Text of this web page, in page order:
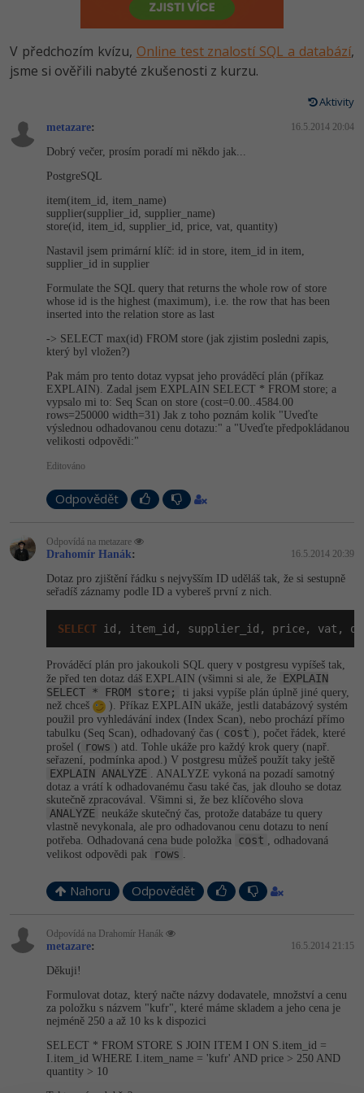
HTML5, CSS3, Bootstrap, SEO
SQL a databáze
UML a návrhové vzory
React
Spring
ASP.NET MVC
Django
Best practices
PHP
JavaScript
HTML / CSS
UML a návrhové vzory
MySQL/MariaDB
MS-SQL
SQLite
Vývojář mobilních aplikací
Specialista na AI a bigdata
Webdesigner
Systémový administrátor
Projektový manažer
Databázový analytik
Copywriter
WordPress specialista
SEO specialista
-80%
JavaScript -80%
-80%
C++
-80%
Kotlin -80%
C -80%
VB.NET
SQL
Návrh SW
Algoritmy -41%
Umělá inteligence (AI) -10%
Pro děti
Více
Fórum
Kurzy e-commerce
Testování softwaru
Datová analýza
Digitální gramotnost
Marketing -30%
WordPress
SEO -30%
UX
Business
Kryptoměny -25%
MS Office -80%
Google Dokumenty
Kurzy designu
HTML/CSS -80%
Photoshop -80%
Adobe Illustrator -80%
Adobe Lightroom -30%
Adobe XD -15%
Adobe InDesign -25%
Adobe After Effects
Blender -80%
Fotografování -80%
Video
Příběhy absolventů
Kariéra
Pro firmy
V předchozím kvízu, Online test znalostí SQL a databází,
jsme si ověřili nabyté zkušenosti z kurzu.
Aktivity
metazare: 16.5.2014 20:04
Dobrý večer, prosím poradí mi někdo jak...
PostgreSQL
item(item_id, item_name)
supplier(suppli­er_id, supplier_name)
store(id, item_id, supplier_id, price, vat, quantity)
Nastavil jsem primární klíč: id in store, item_id in item,
supplier_id in supplier
Formulate the SQL query that returns the whole row of store
whose id is the highest (maximum), i.e. the row that has been
inserted into the relation store as last
-> SELECT max(id) FROM store (jak zjistim posledni zapis,
který byl vložen?)
Pak mám pro tento dotaz vypsat jeho prováděcí plán (příkaz
EXPLAIN). Zadal jsem EXPLAIN SELECT * FROM store; a
vypsalo mi to: Seq Scan on store (cost=0.00..4584.00
rows=250000 width=31) Jak z toho poznám kolik "Uveďte
výslednou odhadovanou cenu dotazu:" a "Uveďte předpokládanou
velikosti odpovědi:"
Editováno
Odpovědět
Odpovídá na metazare
Drahomír Hanák: 16.5.2014 20:39
Dotaz pro zjištění řádku s nejvyšším ID uděláš tak, že si sestupně
seřadíš záznamy podle ID a vybereš první z nich.
SELECT id, item_id, supplier_id, price, vat,
Prováděcí plán pro jakoukoli SQL query v postgresu vypíšeš tak,
že před ten dotaz dáš EXPLAIN (všimni si ale, že EXPLAIN
SELECT * FROM store;
ti jaksi vypíše plán úplně jiné query,
než chceš
). Příkaz EXPLAIN ukáže, jestli databázový systém
použil pro vyhledávání index (Index Scan), nebo prochází přímo
tabulku (Seq Scan), odhadovaný čas ( cost ), počet řádek, které
prošel ( rows ) atd. Tohle ukáže pro každý krok query (např.
seřazení, podmínka apod.) V postgresu můžeš použít taky ještě
EXPLAIN ANALYZE
. ANALYZE vykoná na pozadí samotný
dotaz a vrátí k odhadovanému času také čas, jak dlouho se dotaz
skutečně zpracovával. Všimni si, že bez klíčového slova
ANALYZE neukáže skutečný čas, protože databáze tu query
vlastně nevykonala, ale pro odhadovanou cenu dotazu to není
potřeba. Odhadovaná cena bude položka
cost
, odhadovaná
velikost odpovědi pak
rows
Nahoru Odpovědět
Odpovídá na Drahomír Hanák
metazare: 16.5.2014 21:15
Děkuji!
Formulovat dotaz, který načte názvy dodavatele, množství a cenu
za položku s názvem "kufr", které máme skladem a jeho cena je
nejméně 250 a až 10 ks k dispozici
SELECT * FROM STORE S JOIN ITEM I ON S.item_id =
I.item_id WHERE I.item_name = 'kufr' AND price > 250 AND
quantity > 10